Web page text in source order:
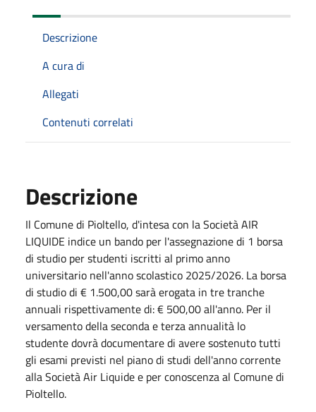
Descrizione
A cura di
Allegati
Contenuti correlati
Descrizione
Il Comune di Pioltello, d'intesa con la Società AIR
LIQUIDE indice un bando per l'assegnazione di 1 borsa
di studio per studenti iscritti al primo anno
universitario nell'anno scolastico 2025/2026. La borsa
di studio di € 1.500,00 sarà erogata in tre tranche
annuali rispettivamente di: € 500,00 all'anno. Per il
versamento della seconda e terza annualità lo
studente dovrà documentare di avere sostenuto tutti
gli esami previsti nel piano di studi dell'anno corrente
alla Società Air Liquide e per conoscenza al Comune di
Pioltello.